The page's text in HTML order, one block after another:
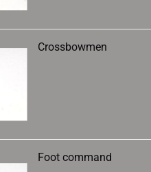
Crossbowmen
Foot command